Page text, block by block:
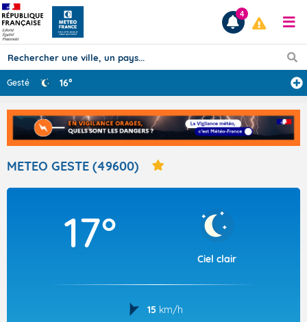
Prévisions
TOUS LES RÉSULTATS
Articles
4
Gesté 16°
METEO GESTE (49600)
17°
Ciel clair
15 km/h